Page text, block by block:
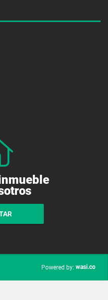
Powered by: wasi.co